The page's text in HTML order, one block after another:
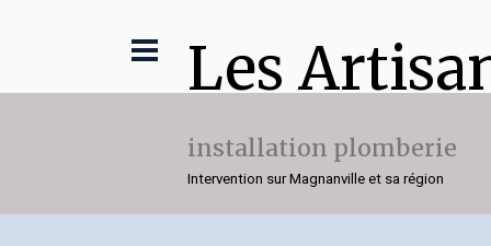
Les
installation plomberie
Intervention sur Magnanville et sa région